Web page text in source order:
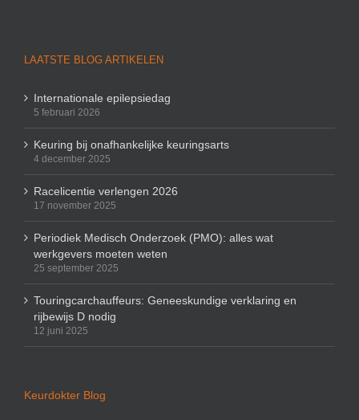
LAATSTE BLOG ARTIKELEN
Internationale epilepsiedag
5 februari 2026
Keuring bij onafhankelijke keuringsarts
4 december 2025
Racelicentie verlengen 2026
17 november 2025
Periodiek Medisch Onderzoek (PMO): alles wat
werkgevers moeten weten
25 september 2025
Touringcarchauffeurs: Geneeskundige verklaring en
rijbewijs D nodig
12 juni 2025
Keurdokter Blog